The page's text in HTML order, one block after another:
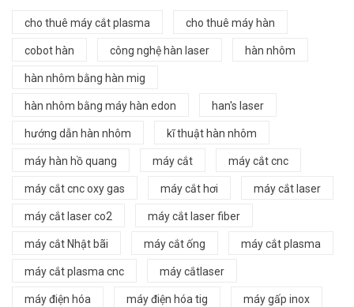
cho thuê máy cắt plasma cho thuê máy hàn
cobot hàn công nghệ hàn laser hàn nhôm
hàn nhôm bằng hàn mig
hàn nhôm bằng máy hàn edon han's laser
hướng dẫn hàn nhôm kĩ thuật hàn nhôm
máy hàn hồ quang máy cắt máy cắt cnc
máy cắt cnc oxy gas máy cắt hơi máy cắt laser
máy cắt laser co2 máy cắt laser fiber
máy cắt Nhật bãi máy cắt ống máy cắt plasma
máy cắt plasma cnc máy cắtlaser
máy điện hóa máy điện hóa tig máy gấp inox